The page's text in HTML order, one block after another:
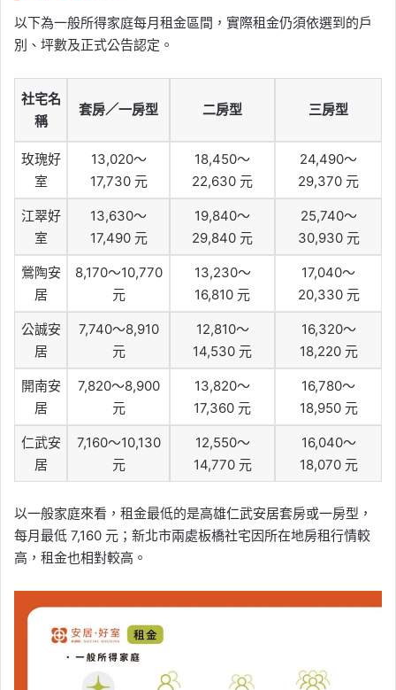
以下為一般所得家庭每月租金區間，實際租金仍須依選到的戶
別、坪數及正式公告認定。
社宅名
稱
套房／一房型 二房型 三房型
玫瑰好
室
13,020～
17,730 元
18,450～
22,630 元
24,490～
29,370 元
江翠好
室
13,630～
17,490 元
19,840～
29,840 元
25,740～
30,930 元
鶯陶安
居
8,170～10,770
元
13,230～
16,810 元
17,040～
20,330 元
公誠安
居
7,740～8,910
元
12,810～
14,530 元
16,320～
18,220 元
開南安
居
7,820～8,900
元
13,820～
17,360 元
16,780～
18,950 元
仁武安
居
7,160～10,130
元
12,550～
14,770 元
16,040～
18,070 元
以一般家庭來看，租金最低的是高雄仁武安居套房或一房型，
每月最低 7,160 元；新北市兩處板橋社宅因所在地房租行情較
高，租金也相對較高。